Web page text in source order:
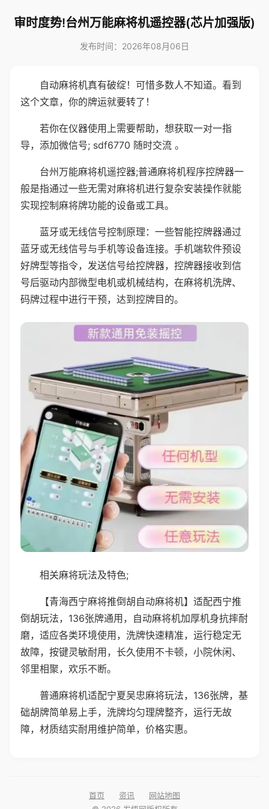
审时度势!台州万能麻将机遥控器(芯片加强版)
发布时间：2026年08月06日
自动麻将机真有破绽！可惜多数人不知道。看到
这个文章，你的牌运就要转了！
若你在仪器使用上需要帮助，想获取一对一指
导，添加微信号; sdf6770 随时交流 。
台州万能麻将机遥控器;普通麻将机程序控牌器一
般是指通过一些无需对麻将机进行复杂安装操作就能
实现控制麻将牌功能的设备或工具。
蓝牙或无线信号控制原理：一些智能控牌器通过
蓝牙或无线信号与手机等设备连接。手机端软件预设
好牌型等指令，发送信号给控牌器，控牌器接收到信
号后驱动内部微型电机或机械结构，在麻将机洗牌、
码牌过程中进行干预，达到控牌目的。
相关麻将玩法及特色;
【青海西宁麻将推倒胡自动麻将机】适配西宁推
倒胡玩法，136张牌通用，自动麻将机加厚机身抗摔耐
磨，适应各类环境使用，洗牌快速精准，运行稳定无
故障，按键灵敏耐用，长久使用不卡顿，小院休闲、
邻里相聚，欢乐不断。
普通麻将机适配宁夏吴忠麻将玩法，136张牌，基
础胡牌简单易上手，洗牌均匀理牌整齐，运行无故
障，材质结实耐用维护简单，价格实惠。
首页 资讯
网站地图